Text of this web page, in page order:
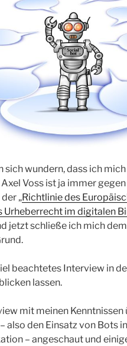
sich wundern, dass ich
Voss ist ja immer
„Richtlinie des
Urheberrecht im digitalen
jetzt schließe ich mich
beachtetes Interview in
lassen.
mit meinen
also den Einsatz von Bots
– angeschaut und